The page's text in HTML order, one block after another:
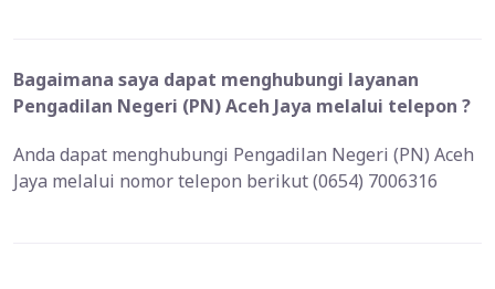
Bagaimana saya dapat menghubungi layanan
Pengadilan Negeri (PN) Aceh Jaya melalui telepon ?
Anda dapat menghubungi Pengadilan Negeri (PN) Aceh
Jaya melalui nomor telepon berikut (0654) 7006316